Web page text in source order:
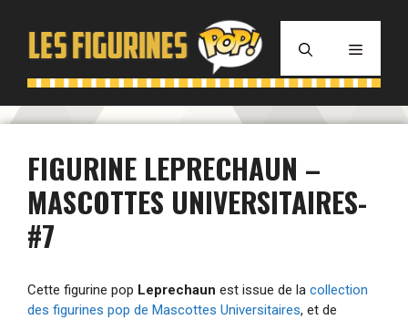
contenu
MENU
FIGURINE LEPRECHAUN –
MASCOTTES UNIVERSITAIRES-
#7
Cette figurine pop Leprechaun est issue de la collection
des figurines pop de Mascottes Universitaires, et de